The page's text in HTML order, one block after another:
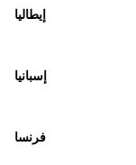
إيطاليا
إسبانيا
فرنسا